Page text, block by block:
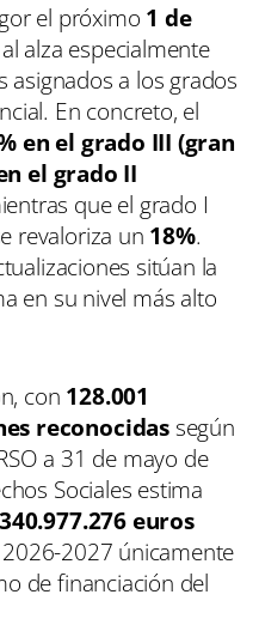
el próximo 1 de
alza especialmente
asignados a los grados
En concreto, el
en el grado III (gran
el grado II
que el grado I
revaloriza un 18%.
sitúan la
en su nivel más alto
con 128.001
reconocidassegún
a 31 de mayo de
Sociales estima
340.977.276 euros
2027 únicamente
de financiación del